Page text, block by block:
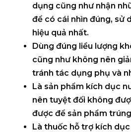
dụng cũng như nhận
để có cái nhìn đúng, sử
hiệu quả nhất.
Dùng đúng liều lượng
cũng như không nên
tránh tác dụng phụ và
Là sản phẩm kích dục
nên tuyệt đối không
được để sản phẩm
Là thuốc hỗ trợ kích